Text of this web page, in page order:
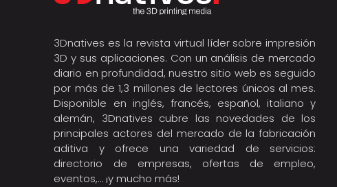
3Dnatives es la revista virtual líder sobre impresión
3D y sus aplicaciones. Con un análisis de mercado
diario en profundidad, nuestro sitio web es seguido
por más de 1,3 millones de lectores únicos al mes.
Disponible en inglés, francés, español, italiano y
alemán, 3Dnatives cubre las novedades de los
principales actores del mercado de la fabricación
aditiva y ofrece una variedad de servicios:
directorio de empresas, ofertas de empleo,
eventos,… ¡y mucho más!